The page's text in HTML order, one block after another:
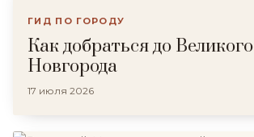
ГИД ПО ГОРОДУ
Как добраться до Великого
Новгорода
17 июля 2026